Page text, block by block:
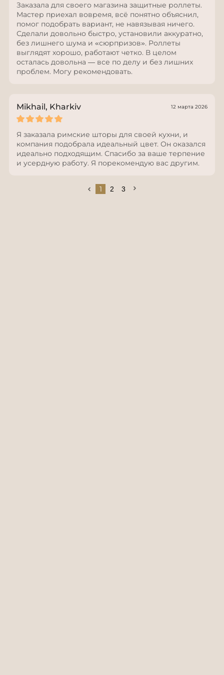
Заказала для своего магазина защитные роллеты.
Мастер приехал вовремя, всё понятно объяснил,
помог подобрать вариант, не навязывая ничего.
Сделали довольно быстро, установили аккуратно,
без лишнего шума и «сюрпризов». Роллеты
выглядят хорошо, работают четко. В целом
осталась довольна — все по делу и без лишних
проблем. Могу рекомендовать.
Mikhail, Kharkiv 12 марта 2026
Я заказала римские шторы для своей кухни, и
компания подобрала идеальный цвет. Он оказался
идеально подходящим. Спасибо за ваше терпение
и усердную работу. Я порекомендую вас другим.
1 2 3